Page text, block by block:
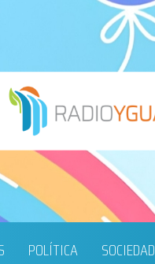
POLÍTICA SOCIEDAD